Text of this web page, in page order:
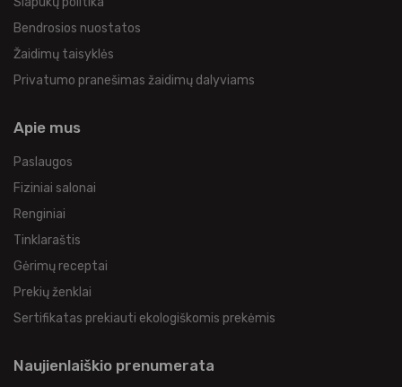
Bendrosios nuostatos
Žaidimų taisyklės
Privatumo pranešimas žaidimų dalyviams
Apie mus
Paslaugos
Fiziniai salonai
Renginiai
Tinklaraštis
Gėrimų receptai
Prekių ženklai
Sertifikatas prekiauti ekologiškomis prekėmis
Naujienlaiškio prenumerata